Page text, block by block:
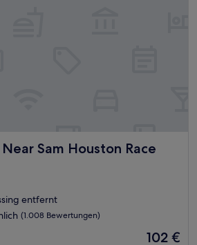
Sam Houston Race
Sam Houston Race Park
entfernt
(1.008 Bewertungen)
Der
102 €